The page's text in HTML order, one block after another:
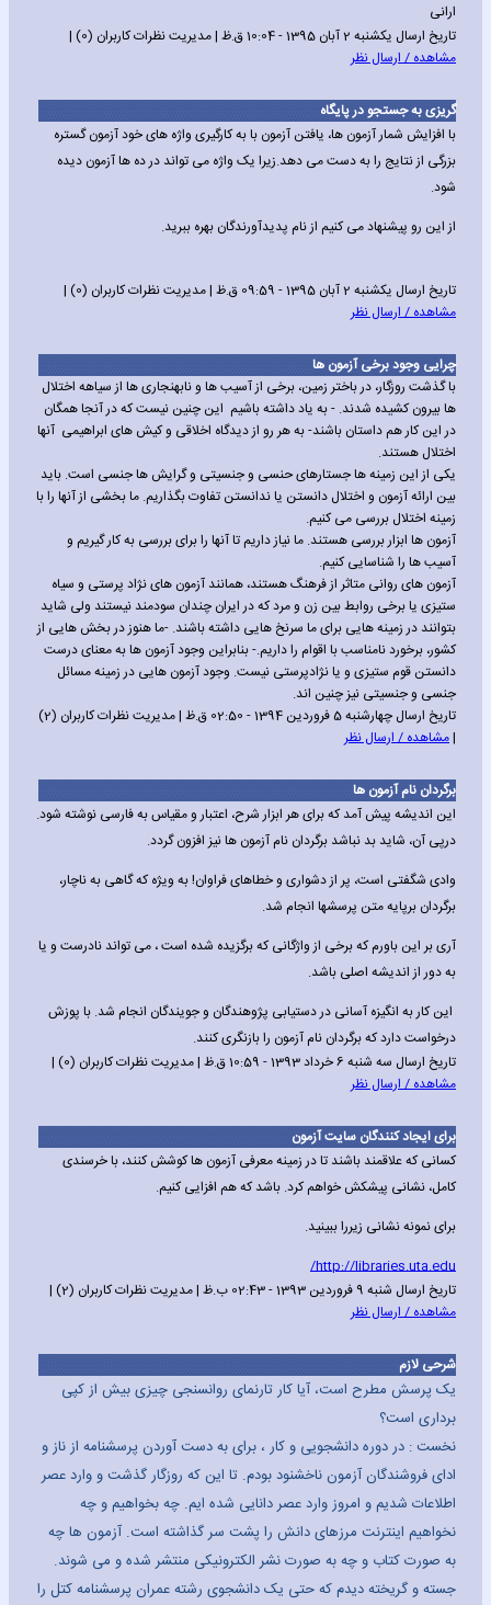
ارانی
تاریخ ارسال یکشنبه 2 آبان 1395 - 10:04 ق.ظ | مدیریت نظرات کاربران (0) |
مشاهده / ارسال نظر
گریزی به جستجو در پایگاه
با افزایش شمار آزمون ها، یافتن آزمون با به کارگیری واژه های خود آزمون گستره
بزرگی از نتایج را به دست می دهد.زیرا یک واژه می تواند در ده ها آزمون دیده
شود.
از این رو پیشنهاد می کنیم از نام پدیدآورندگان بهره ببرید.
تاریخ ارسال یکشنبه 2 آبان 1395 - 09:59 ق.ظ | مدیریت نظرات کاربران (0) |
مشاهده / ارسال نظر
چرایی وجود برخی آزمون ها
با گذشت روزگار، در باختر زمین، برخی از آسیب ها و نابهنجاری ها از سیاهه اختلال
ها بیرون کشیده شدند. - به یاد داشته باشیم این چنین نیست که در آنجا همگان
در این کار هم داستان باشند- به هر رو از دیدگاه اخلاقی و کیش های ابراهیمی آنها
اختلال هستند.
یکی از این زمینه ها جستارهای حنسی و جنسیتی و گرایش ها جنسی است. باید
بین ارائه آزمون و اختلال دانستن یا ندانستن تفاوت بگذاریم. ما بخشی از آنها را با
زمینه اختلال بررسی می کنیم.
آزمون ها ابزار بررسی هستند. ما نیاز داریم تا آنها را برای بررسی به کار گیریم و
آسیب ها را شناسایی کنیم.
آزمون های روانی متاثر از فرهنگ هستند، همانند آزمون های نژاد پرستی و سیاه
ستیزی یا برخی روابط بین زن و مرد که در ایران چندان سودمند نیستند ولی شاید
بتوانند در زمینه هایی برای ما سرنخ هایی داشته باشند. -ما هنوز در بخش هایی از
کشور، برخورد نامناسب با اقوام را داریم.- بنابراین وجود آزمون ها به معنای درست
دانستن قوم ستیزی و یا نژادپرستی نیست. وجود آزمون هایی در زمینه مسائل
جنسی و جنسیتی نیز چنین اند.
تاریخ ارسال چهارشنبه 5 فروردین 1394 - 02:50 ق.ظ | مدیریت نظرات کاربران (2)
|مشاهده / ارسال نظر
برگردان نام آزمون ها
این اندیشه پیش آمد که برای هر ابزار شرح، اعتبار و مقیاس به فارسی نوشته شود.
درپی آن، شاید بد نباشد برگردان نام آزمون ها نیز افزون گردد.
وادی شگفتی است، پر از دشواری و خطاهای فراوان! به ویژه که گاهی به ناچار،
برگردان برپایه متن پرسشها انجام شد.
آری بر این باورم که برخی از واژگانی که برگزیده شده است ، می تواند نادرست و یا
به دور از اندیشه اصلی باشد.
این کار به انگیزه آسانی در دستیابی پژوهندگان و جویندگان انجام شد. با پوزش
درخواست دارد که برگردان نام آزمون را بازنگری کنند.
تاریخ ارسال سه شنبه 6 خرداد 1393 - 10:59 ق.ظ | مدیریت نظرات کاربران (0) |
مشاهده / ارسال نظر
برای ایجاد کنندگان سایت آزمون
کسانی که علاقمند باشند تا در زمینه معرفی آزمون ها کوشش کنند، با خرسندی
کامل، نشانی پیشکش خواهم کرد. باشد که هم افزایی کنیم.
برای نمونه نشانی زیررا ببینید.
http://libraries.uta.edu/
تاریخ ارسال شنبه 9 فروردین 1393 - 02:43 ب.ظ | مدیریت نظرات کاربران (2) |
مشاهده / ارسال نظر
شرحی لازم
یک پرسش مطرح است، آیا کار تارنمای روانسنجی چیزی بیش از کپی
برداری است؟
نخست : در دوره دانشجویی و کار ، برای به دست آوردن پرسشنامه از ناز و
ادای فروشندگان آزمون ناخشنود بودم. تا این که روزگار گذشت و وارد عصر
اطلاعات شدیم و امروز وارد عصر دانایی شده ایم. چه بخواهیم و چه
نخواهیم اینترنت مرزهای دانش را پشت سر گذاشته است. آزمون ها چه
به صورت کتاب و چه به صورت نشر الکترونیکی منتشر شده و می شوند.
جسته و گریخته دیدم که حتی یک دانشجوی رشته عمران پرسشنامه کتل را